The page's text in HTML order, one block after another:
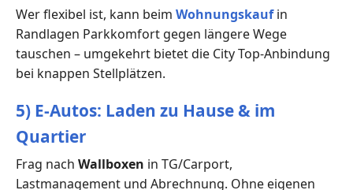
Wer flexibel ist, kann beim Wohnungskaufin
Randlagen Parkkomfort gegen längere Wege
tauschen – umgekehrt bietet die City Top-Anbindung
bei knappen Stellplätzen.
5) E-Autos: Laden zu Hause & im
Quartier
Frag nach Wallboxen in TG/Carport,
Lastmanagement und Abrechnung. Ohne eigenen